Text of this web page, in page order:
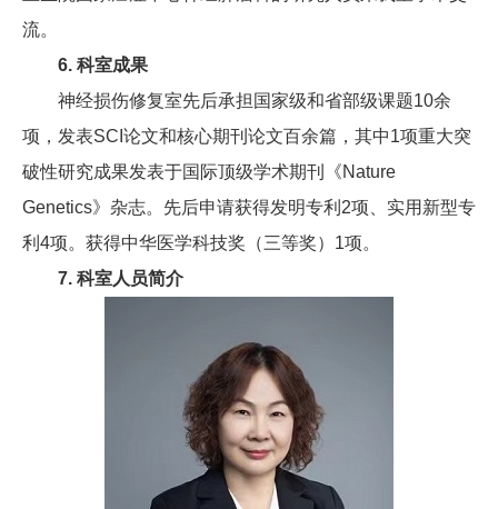
流。
6. 科室成果
神经损伤修复室先后承担国家级和省部级课题10余
项，发表SCI论文和核心期刊论文百余篇，其中1项重大突
破性研究成果发表于国际顶级学术期刊《Nature
Genetics》杂志。先后申请获得发明专利2项、实用新型专
利4项。获得中华医学科技奖（三等奖）1项。
7. 科室人员简介